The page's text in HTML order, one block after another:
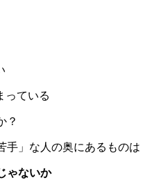
っている
？
手」な人の奥にあるものは
ゃないか